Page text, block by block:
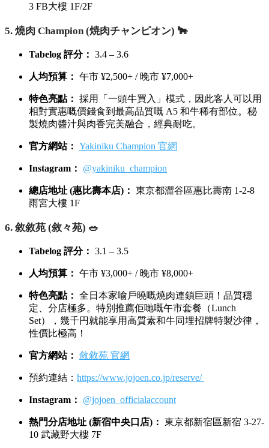
3 FB大樓 1F/2F
5. 燒肉 Champion (焼肉チャンピオン) 🐂
Tabelog 評分： 3.4 – 3.6
人均預算： 午市 ¥2,500+ / 晚市 ¥7,000+
特色亮點： 採用「一頭牛買入」模式，因此客人可以用
相對實惠嘅價錢食到最高品質嘅 A5 和牛稀有部位。秘
製燒肉醬汁與肉香完美融合，經典耐吃。
官方網站： Yakiniku Champion 官網
Instagram： @yakiniku_champion
總店地址 (惠比壽本店)： 東京都澀谷區惠比壽南 1-2-8
雨宮大樓 1F
6. 敘敘苑 (敘々苑) 🥗
Tabelog 評分： 3.1 – 3.5
人均預算： 午市 ¥3,000+ / 晚市 ¥8,000+
特色亮點： 全日本家喻戶曉嘅燒肉連鎖巨頭！品質穩
定、分店極多。特別推薦佢哋嘅午市套餐（Lunch
Set），幾千円就能享用高質素和牛同埋招牌特製沙律，
性價比極高！
官方網站： 敘敘苑 官網
預約連結： https://www.jojoen.co.jp/reserve/
Instagram： @jojoen_officialaccount
熱門分店地址 (新宿中央口店)： 東京都新宿區新宿 3-27-
10 武藏野大樓 7F